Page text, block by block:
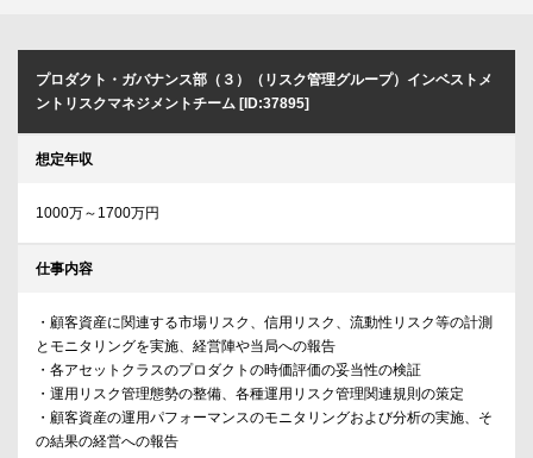
プロダクト・ガバナンス部（３）（リスク管理グループ）インベストメ
ントリスクマネジメントチーム [ID:37895]
想定年収
1000万～1700万円
仕事内容
・顧客資産に関連する市場リスク、信用リスク、流動性リスク等の計測
とモニタリングを実施、経営陣や当局への報告
・各アセットクラスのプロダクトの時価評価の妥当性の検証
・運用リスク管理態勢の整備、各種運用リスク管理関連規則の策定
・顧客資産の運用パフォーマンスのモニタリングおよび分析の実施、そ
の結果の経営への報告